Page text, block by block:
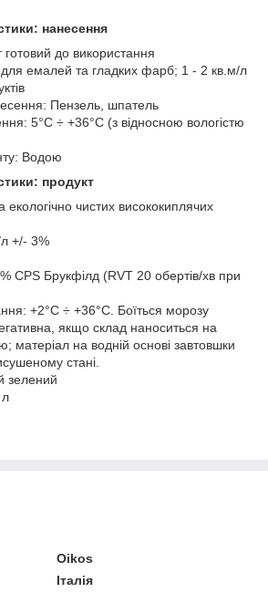
нанесення
до використання
емалей та гладких фарб; 1 - 2 кв.м/л
Пензель, шпатель
5°C ÷ +36°C (з відносною вологістю
Водою
продукт
чистих висококиплячих
+/- 3%
CPS Брукфілд (RVT 20 обертів/хв при
+2°C ÷ +36°C. Боїться морозу
якщо склад наноситься на
матеріал на водній основі завтовшки
стані.
зелений
Oikos
Італія